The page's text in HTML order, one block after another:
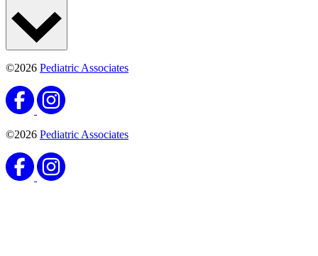
©2026 Pediatric Associates
©2026 Pediatric Associates